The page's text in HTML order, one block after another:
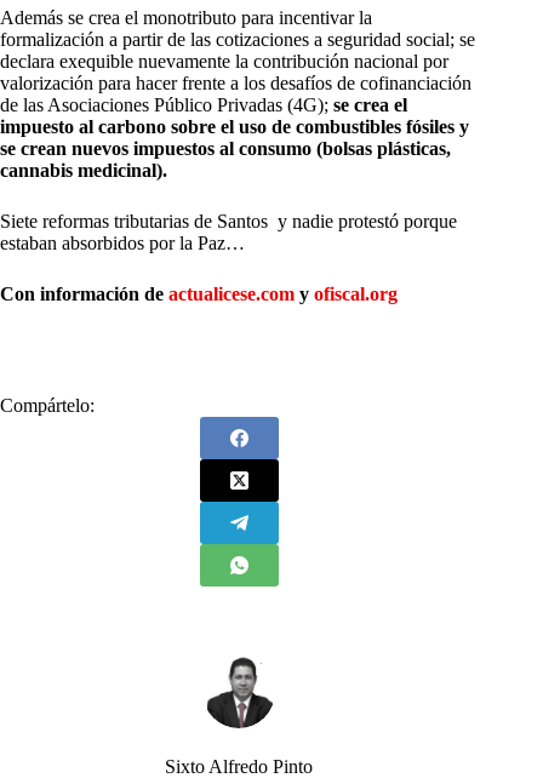
Además se crea el monotributo para incentivar la
formalización a partir de las cotizaciones a seguridad social; se
declara exequible nuevamente la contribución nacional por
valorización para hacer frente a los desafíos de cofinanciación
de las Asociaciones Público Privadas (4G); se crea el
impuesto al carbono sobre el uso de combustibles fósiles y
se crean nuevos impuestos al consumo (bolsas plásticas,
cannabis medicinal).
Siete reformas tributarias de Santos y nadie protestó porque
estaban absorbidos por la Paz…
Con información de actualicese.com y ofiscal.org
Compártelo:
Sixto Alfredo Pinto